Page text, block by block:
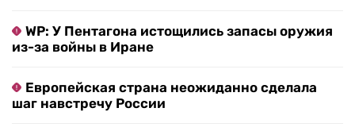
WP: У Пентагона истощились запасы оружия
из-за войны в Иране
Европейская страна неожиданно сделала
шаг навстречу России